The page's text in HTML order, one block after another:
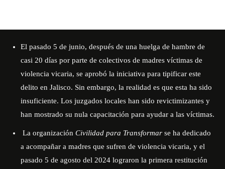
El pasado 5 de junio, después de una huelga de hambre de
casi 20 días por parte de colectivos de madres víctimas de
violencia vicaria, se aprobó la iniciativa para tipificar este
delito en Jalisco. Sin embargo, la realidad es que esta ha sido
insuficiente. Los juzgados locales han sido revictimizantes y
han mostrado su nula capacitación para ayudar a las víctimas.
La organización Civilidad para Transformar se ha dedicado
a acompañar a madres que sufren de violencia vicaria, y el
pasado 5 de agosto del 2024 lograron la primera restitución